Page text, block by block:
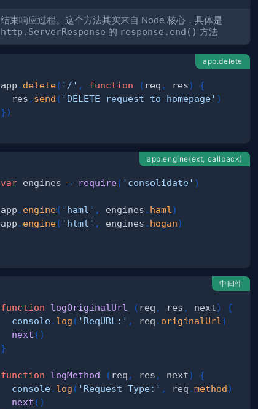
结束响应过程。这个方法其实来自 Node 核心，具体是
http.ServerResponse 的 response.end() 方法
app.delete
app . delete( '/' , function ( req , res)
{
  res
. send ( 'DELETE request to homepage' )
})
app.engine(ext, callback)
var engines = require( 'consolidate' )
app . engine( 'haml' , engines . haml )
app . engine( 'html' , engines . hogan)
中间件
function logOriginalUrl ( req , res , next)
{
console. log ( 'ReqURL:' , req . originalUrl )
next ( )
}
function logMethod ( req , res , next)
{
console. log ( 'Request Type:' , req .method)
next ( )